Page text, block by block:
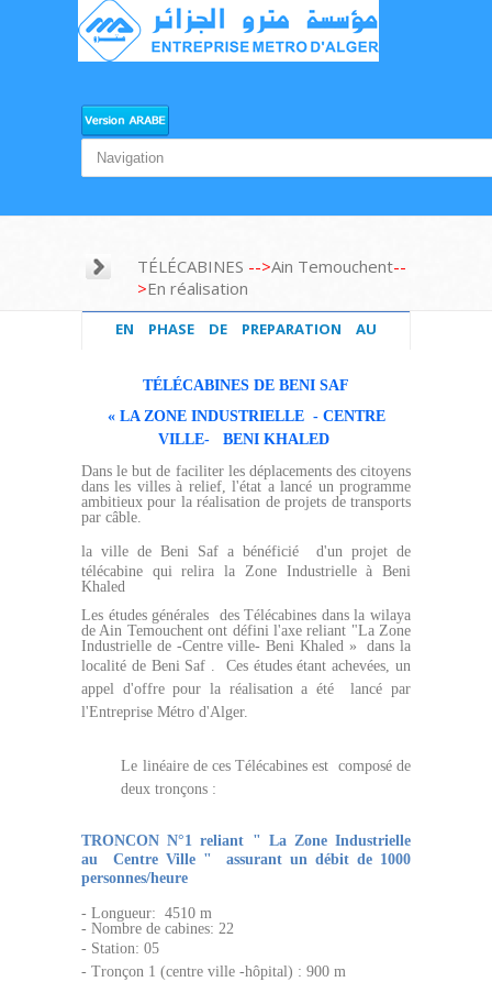
TÉLÉCABINES -->Ain Temouchent--
>En réalisation
EN PHASE DE PREPARATION AU
TÉLÉCABINES DE BENI SAF
« LA ZONE INDUSTRIELLE- CENTRE
VILLE-
BENI KHALED
Dans le but de faciliter les déplacements des citoyens
dans les villes à relief, l'état a lancé un programme
ambitieux pour la réalisation de projets de transports
par câble.
la ville de Beni Saf a bénéficié d'un projet de
télécabine qui relira la Zone Industrielle à Beni
Khaled
Les études générales des Télécabines dans la wilaya
de Ain Temouchent ont défini l'axe reliant "La Zone
Industrielle de -Centre ville-Beni Khaled » dans la
localité de Beni Saf . Ces études étant achevées, un
appel d'offre pour la réalisation a été lancé par
l'Entreprise Métro d'Alger.
Le linéaire de ces Télécabines est composé de
deux tronçons :
TRONCON N°1 reliant " La Zone Industrielle
au
Centre Ville " assurant un débit de 1000
personnes/heure
- Longueur: 4510 m
- Nombre de cabines: 22
- Station: 05
- Tronçon 1 (centre ville -hôpital) : 900 m